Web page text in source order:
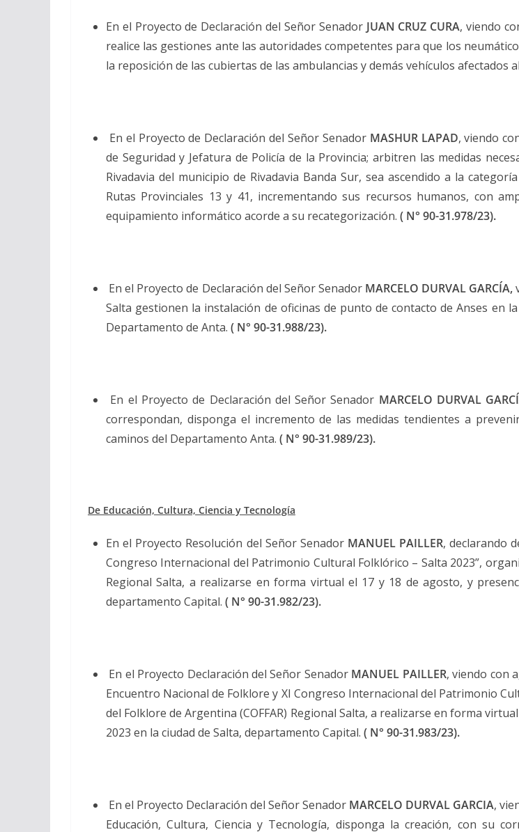
En el Proyecto de Declaración del Señor Senador JUAN CRUZ CURA, viendo
realice las gestiones ante las autoridades competentes para que los
la reposición de las cubiertas de las ambulancias y demás vehículos afectados
En el Proyecto de Declaración del Señor Senador MASHUR LAPAD, viendo
de Seguridad y Jefatura de Policía de la Provincia; arbitren las medidas
Rivadavia del municipio de Rivadavia Banda Sur, sea ascendido a la
Rutas Provinciales 13 y 41, incrementando sus recursos humanos, con
equipamiento informático acorde a su recategorización. ( N° 90-31.978/23).
En el Proyecto de Declaración del Señor Senador MARCELO DURVAL GARCÍA,
Salta gestionen la instalación de oficinas de punto de contacto de Anses en
Departamento de Anta. ( N° 90-31.988/23).
En el Proyecto de Declaración del Señor Senador MARCELO DURVAL
correspondan, disponga el incremento de las medidas tendientes a
caminos del Departamento Anta. ( N° 90-31.989/23).
De Educación, Cultura, Ciencia y Tecnología
En el Proyecto Resolución del Señor Senador MANUEL PAILLER, declarando
Congreso Internacional del Patrimonio Cultural Folklórico – Salta 2023”,
Regional Salta, a realizarse en forma virtual el 17 y 18 de agosto, y
departamento Capital. ( N° 90-31.982/23).
En el Proyecto Declaración del Señor Senador MANUEL PAILLER, viendo con
Encuentro Nacional de Folklore y XI Congreso Internacional del Patrimonio
del Folklore de Argentina (COFFAR) Regional Salta, a realizarse en forma
2023 en la ciudad de Salta, departamento Capital. ( N° 90-31.983/23).
En el Proyecto Declaración del Señor Senador MARCELO DURVAL GARCIA,
Educación, Cultura, Ciencia y Tecnología, disponga la creación, con su